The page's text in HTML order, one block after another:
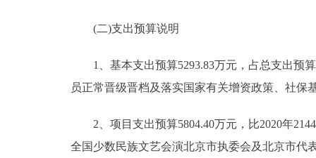
(二)支出预算说明
1、基本支出预算5293.83万元，占总支出预算
员正常晋级晋档及落实国家有关增资政策、社保
2、项目支出预算5804.40万元，比2020年
全国少数民族文艺会演北京市执委会及北京市代